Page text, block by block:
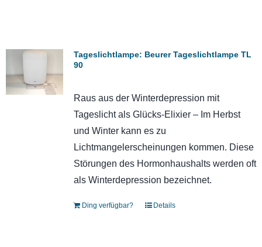
Tageslichtlampe: Beurer Tageslichtlampe TL
90
Raus aus der Winterdepression mit
Tageslicht als Glücks-Elixier – Im Herbst
und Winter kann es zu
Lichtmangelerscheinungen kommen. Diese
Störungen des Hormonhaushalts werden oft
als Winterdepression bezeichnet.
Ding verfügbar? Details